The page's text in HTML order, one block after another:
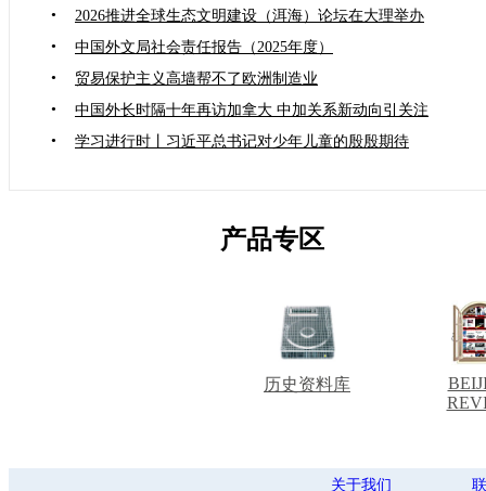
•
2026推进全球生态文明建设（洱海）论坛在大理举办
•
中国外文局社会责任报告（2025年度）
•
贸易保护主义高墙帮不了欧洲制造业
•
中国外长时隔十年再访加拿大 中加关系新动向引关注
•
学习进行时丨习近平总书记对少年儿童的殷殷期待
产品专区
历史资料库
关于我们